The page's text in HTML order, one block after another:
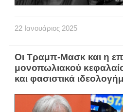
22 Ιανουάριος 2025
Οι Τραμπ-Μασκ και η
μονοπωλιακού
και φασιστικά